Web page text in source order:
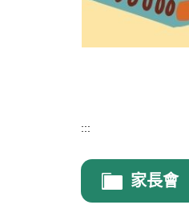
:::
家長會